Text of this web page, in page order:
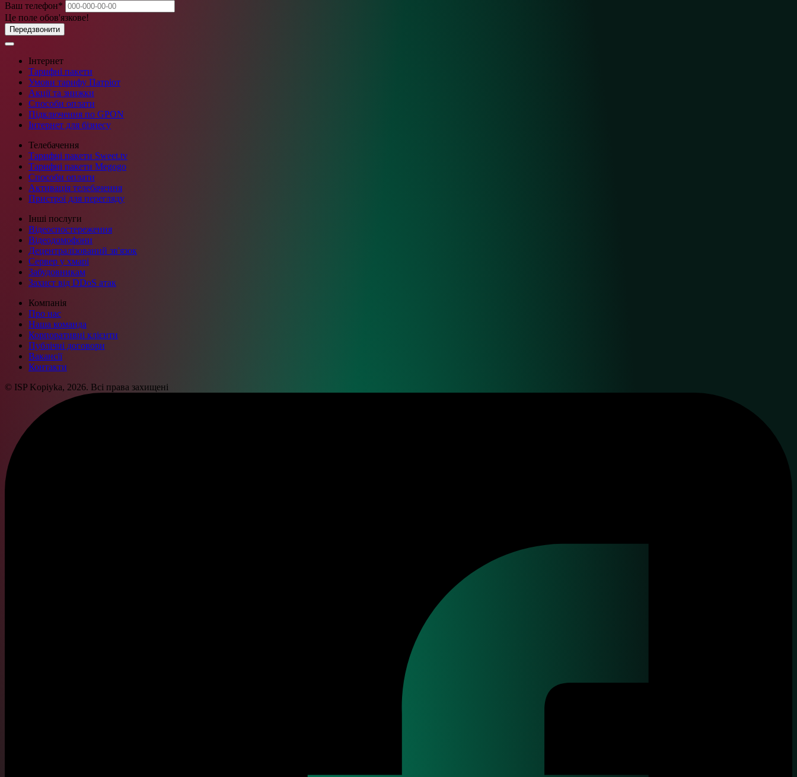
Ваш телефон*
Це поле обов'язкове!
Передзвонити
Інтернет
Тарифні пакети
Умови тарифу Патріот
Акції та знижки
Способи оплати
Підключення по GPON
Інтернет для бізнесу
Телебачення
Тарифні пакети Sweet.tv
Тарифні пакети Megogo
Способи оплати
Активація телебачення
Пристрої для перегляду
Інші послуги
Відеоспостереження
Відеодомофони
Децентралізований зв'язок
Сервер у хмарі
Забудовникам
Захист від DDoS атак
Компанія
Про нас
Наша команда
Корпоративні клієнти
Публічні договори
Вакансії
Контакти
© ISP Kopiyka, 2026. Всі права захищені